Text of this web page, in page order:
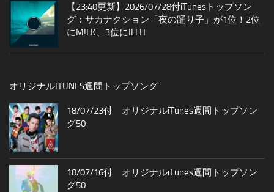
【23:40更新】2026/07/28付iTunesトップソン
グ：サカナクション「夜の踊り子」が1位！2位
にM!LK、3位にILLIT
オリジナルITUNES週間トップソング
18/07/23付 オリジナルiTunes週間トップソン
グ50
18/07/16付 オリジナルiTunes週間トップソン
グ50